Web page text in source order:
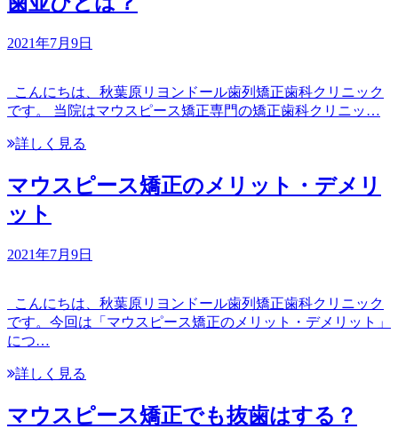
2021年7月9日
こんにちは、秋葉原リヨンドール歯列矯正歯科クリニック
です。 当院はマウスピース矯正専門の矯正歯科クリニッ…
詳しく見る
マウスピース矯正のメリット・デメリ
ット
2021年7月9日
こんにちは、秋葉原リヨンドール歯列矯正歯科クリニック
です。今回は「マウスピース矯正のメリット・デメリット」
につ…
詳しく見る
マウスピース矯正でも抜歯はする？